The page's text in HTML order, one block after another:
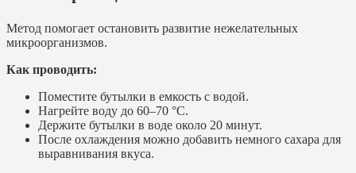
Метод помогает остановить развитие нежелательных
микроорганизмов.
Как проводить:
Поместите бутылки в емкость с водой.
Нагрейте воду до 60–70 °C.
Держите бутылки в воде около 20 минут.
После охлаждения можно добавить немного сахара для
выравнивания вкуса.